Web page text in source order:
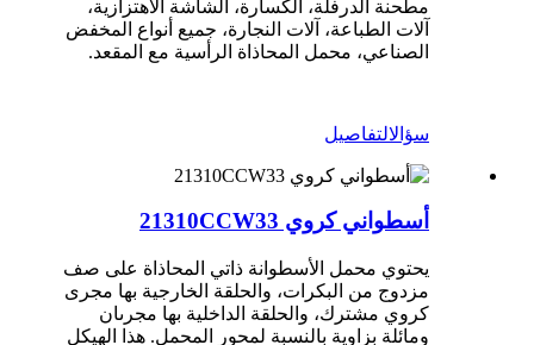
مطحنة الدرفلة، الكسارة، الشاشة الاهتزازية،
آلات الطباعة، آلات النجارة، جميع أنواع المخفض
الصناعي، محمل المحاذاة الرأسية مع المقعد.
سؤالالتفاصيل
أسطواني كروي 21310CCW33
يحتوي محمل الأسطوانة ذاتي المحاذاة على صف
مزدوج من البكرات، والحلقة الخارجية بها مجرى
كروي مشترك، والحلقة الداخلية بها مجرىان
ومائلة بزاوية بالنسبة لمحور المحمل. هذا الهيكل